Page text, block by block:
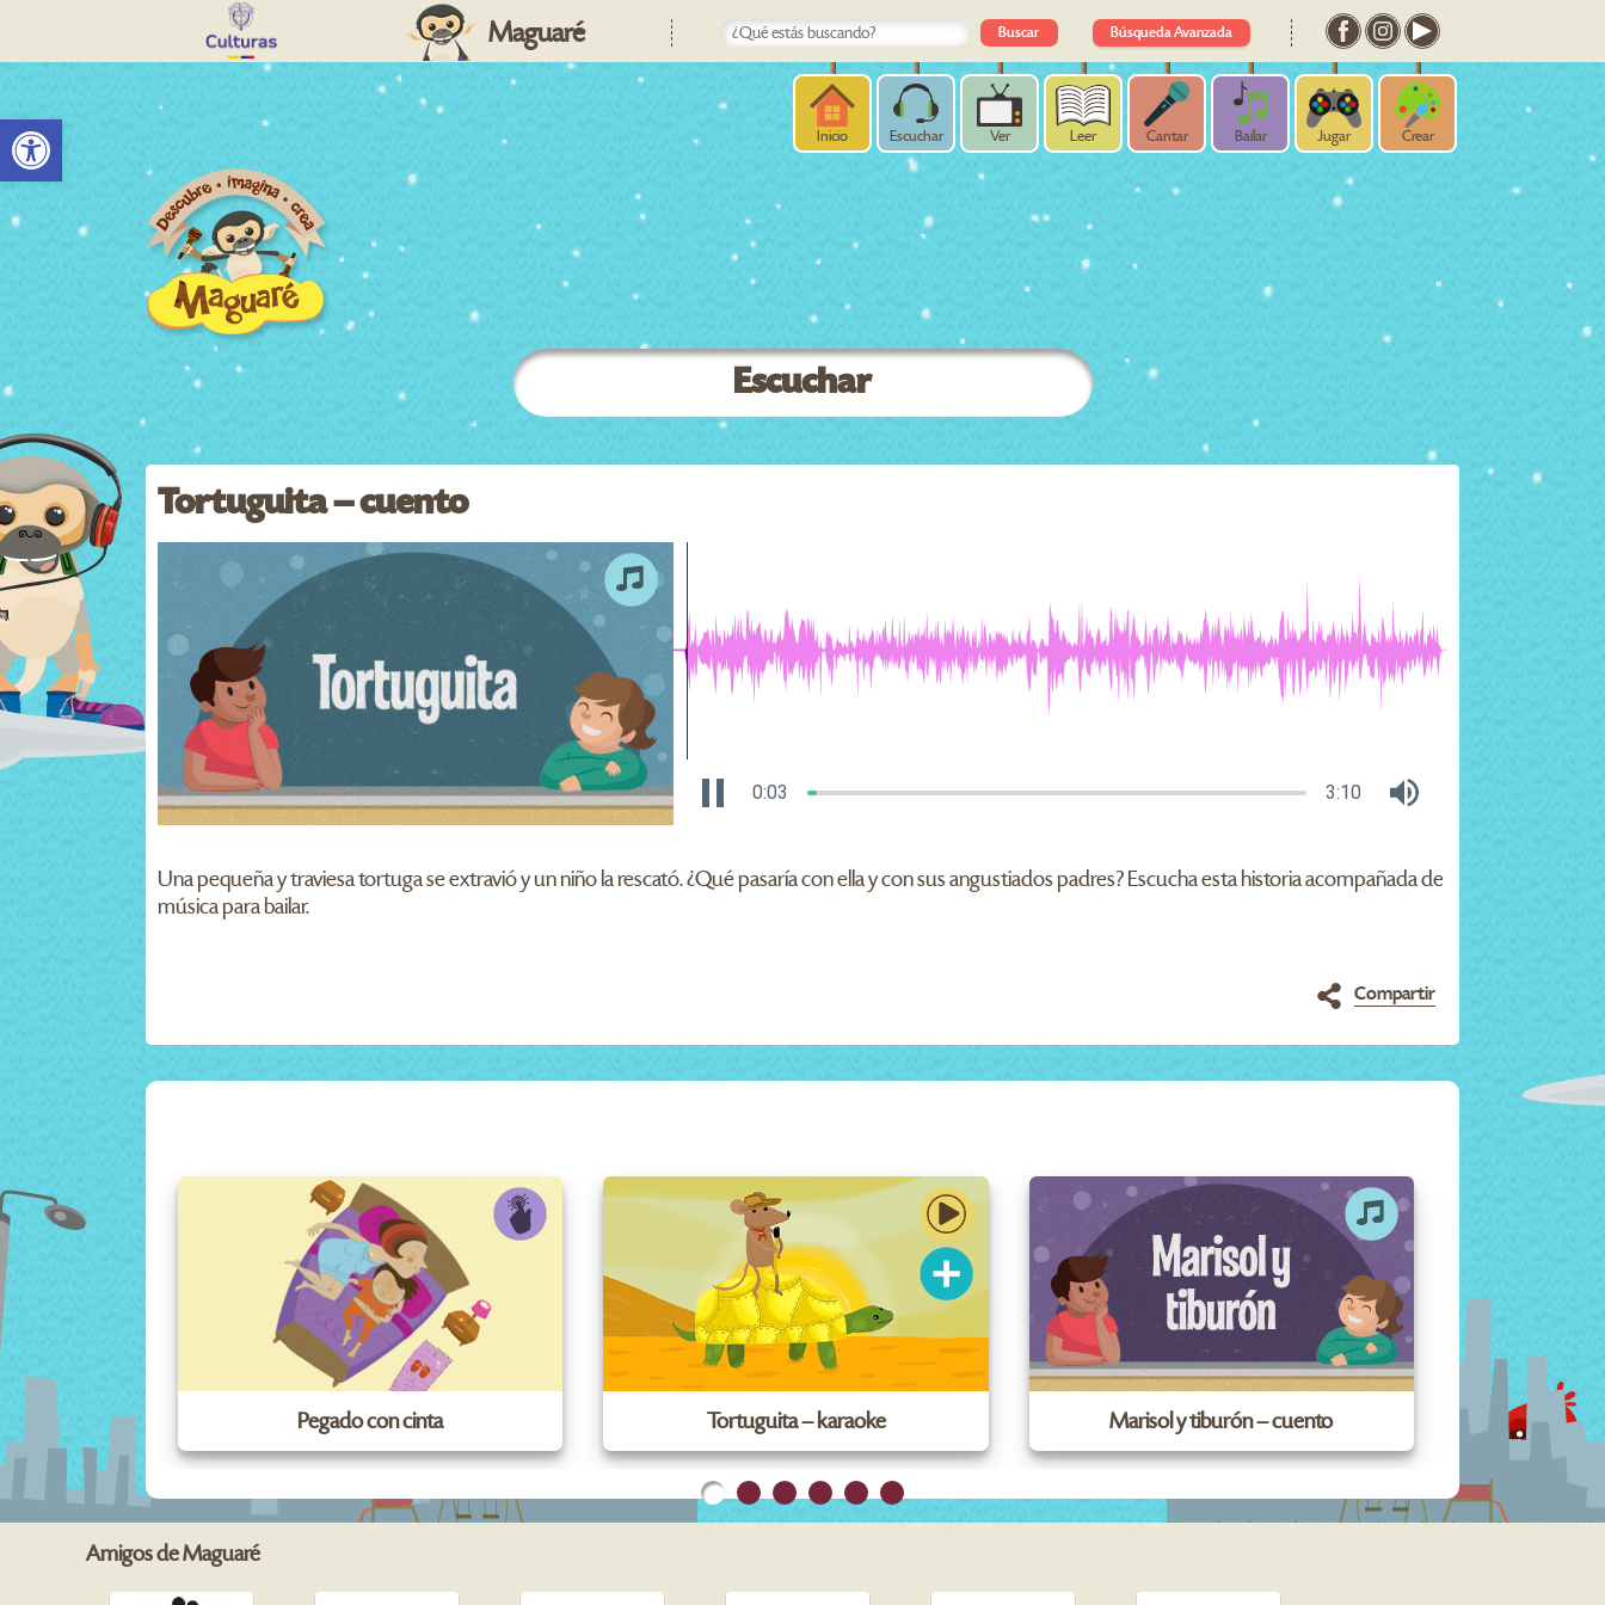
Abrir barra de herramientas
Maguaré Búsqueda Avanzada
Inicio Escuchar Ver Leer Cantar Bailar Jugar Crear
Escuchar
Tortuguita – cuento
0:04 3:10
Una pequeña y traviesa tortuga se extravió y un niño la rescató. ¿Qué pasaría con ella y con sus angustiados padres? Escucha esta historia acompañada de
música para bailar.
Compartir
Pegado con cinta Tortuguita – karaoke Marisol y tiburón – cuento
Amigos de Maguaré